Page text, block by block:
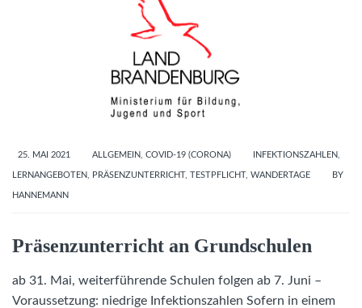
25. MAI 2021 ALLGEMEIN COVID-19 (CORONA) INFEKTIONSZAHLEN
LERNANGEBOTEN PRÄSENZUNTERRICHT, TESTPFLICHT, WANDERTAGE BY
HANNEMANN
Präsenzunterricht an Grundschulen
ab 31. Mai, weiterführende Schulen folgen ab 7. Juni –
Voraussetzung: niedrige Infektionszahlen Sofern in einem